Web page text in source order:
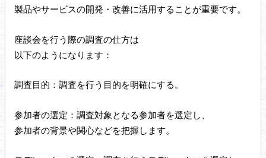
製品やサービスの開発・改善に活用することが重要です。
座談会を行う際の調査の仕方は
以下のようになります：
調査目的：調査を行う目的を明確にする。
参加者の選定：調査対象となる参加者を選定し、
参加者の背景や関心などを把握します。